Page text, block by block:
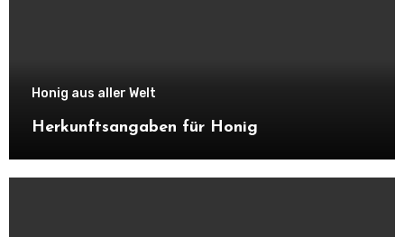
Honig aus aller Welt
Herkunftsangaben für Honig